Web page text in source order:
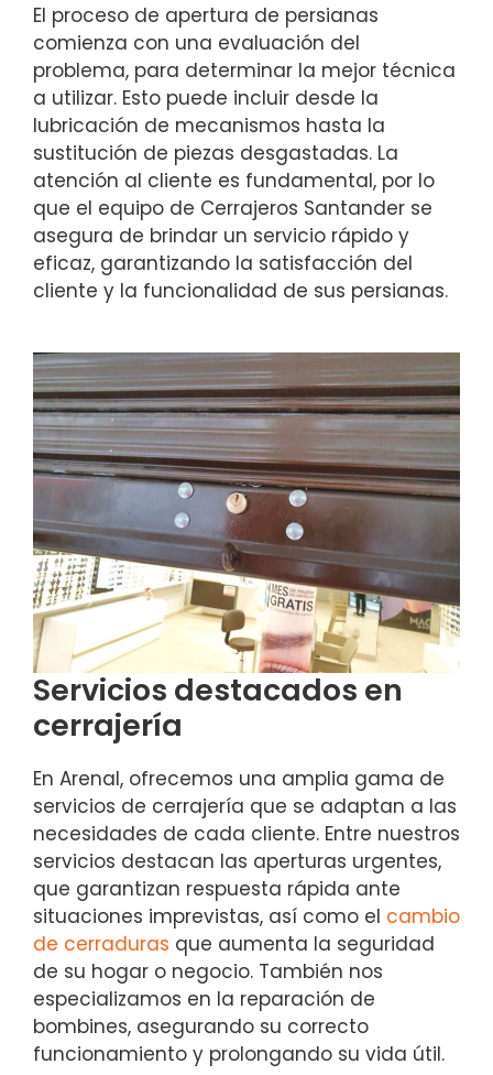
El proceso de apertura de persianas
comienza con una evaluación del
problema, para determinar la mejor técnica
a utilizar. Esto puede incluir desde la
lubricación de mecanismos hasta la
sustitución de piezas desgastadas. La
atención al cliente es fundamental, por lo
que el equipo de Cerrajeros Santander se
asegura de brindar un servicio rápido y
eficaz, garantizando la satisfacción del
cliente y la funcionalidad de sus persianas.
Servicios destacados en
cerrajería
En Arenal, ofrecemos una amplia gama de
servicios de cerrajería que se adaptan a las
necesidades de cada cliente. Entre nuestros
servicios destacan las aperturas urgentes,
que garantizan respuesta rápida ante
situaciones imprevistas, así como el cambio
de cerraduras que aumenta la seguridad
de su hogar o negocio. También nos
especializamos en la reparación de
bombines, asegurando su correcto
funcionamiento y prolongando su vida útil.